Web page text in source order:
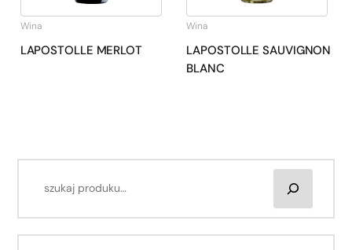
Wina
LAPOSTOLLE MERLOT
Wina
LAPOSTOLLE SAUVIGNON
BLANC